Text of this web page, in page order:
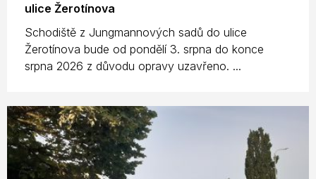
ulice Žerotínova
Schodiště z Jungmannových sadů do ulice
Žerotínova bude od pondělí 3. srpna do konce
srpna 2026 z důvodu opravy uzavřeno. ...